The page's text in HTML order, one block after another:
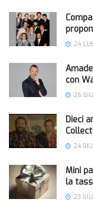
24
con
26
Dieci
24
Mini
la
23